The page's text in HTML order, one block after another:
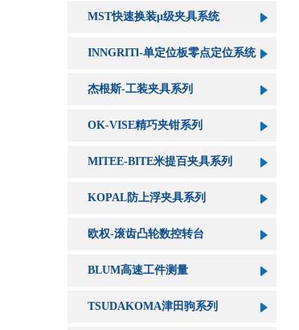
MST快速换装μ级夹具系统
INNGRITl-单定位板零点定位系统
杰根斯-工装夹具系列
OK-VISE精巧夹钳系列
MITEE-BITE米提百夹具系列
KOPAL防上浮夹具系列
欧权-滚齿凸轮数控转台
BLUM高速工件测量
TSUDAKOMA津田驹系列